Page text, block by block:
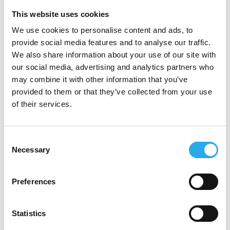
This website uses cookies
We use cookies to personalise content and ads, to
provide social media features and to analyse our traffic.
We also share information about your use of our site with
our social media, advertising and analytics partners who
may combine it with other information that you’ve
provided to them or that they’ve collected from your use
of their services.
Selection
Necessary
Preferences
Statistics
Holger Müller-Rink, CFO, AMG Lithium GmbH;